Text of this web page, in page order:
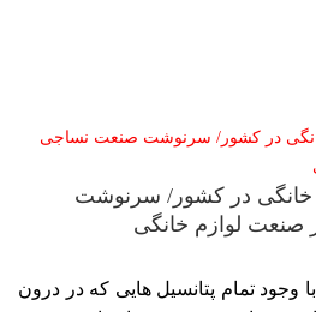
خانگی در کشور/ سرنوشت
صنعت لوازم خانگی
وجود تمام پتانسیل هایی که در درون